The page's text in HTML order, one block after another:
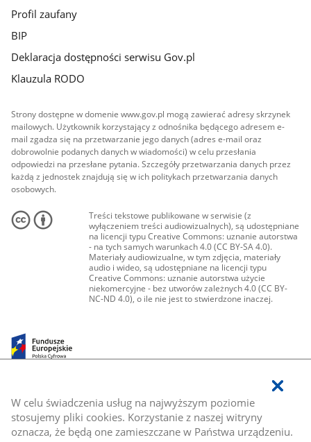
W celu świadczenia usług na najwyższym poziomie
stosujemy pliki cookies. Korzystanie z naszej witryny
oznacza, że będą one zamieszczane w Państwa urządzeniu.
Profil zaufany
BIP
Deklaracja dostępności serwisu Gov.pl
Klauzula RODO
Strony dostępne w domenie www.gov.pl mogą zawierać adresy skrzynek
mailowych. Użytkownik korzystający z odnośnika będącego adresem e-
mail zgadza się na przetwarzanie jego danych (adres e-mail oraz
dobrowolnie podanych danych w wiadomości) w celu przesłania
odpowiedzi na przesłane pytania. Szczegóły przetwarzania danych przez
każdą z jednostek znajdują się w ich politykach przetwarzania danych
osobowych.
Treści tekstowe publikowane w serwisie (z
wyłączeniem treści audiowizualnych), są udostępniane
na licencji typu Creative Commons: uznanie autorstwa
- na tych samych warunkach 4.0 (CC BY-SA 4.0).
Materiały audiowizualne, w tym zdjęcia, materiały
audio i wideo, są udostępniane na licencji typu
Creative Commons: uznanie autorstwa użycie
niekomercyjne - bez utworów zależnych 4.0 (CC BY-
NC-ND 4.0), o ile nie jest to stwierdzone inaczej.